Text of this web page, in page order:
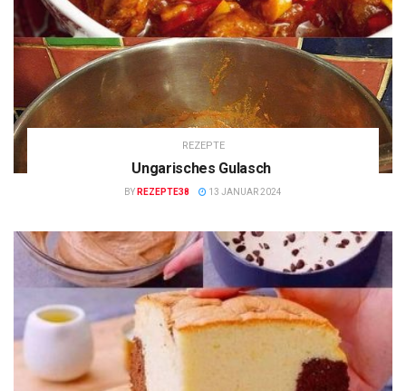
REZEPTE
Ungarisches Gulasch
BY REZEPTE38 13 JANUAR 2024